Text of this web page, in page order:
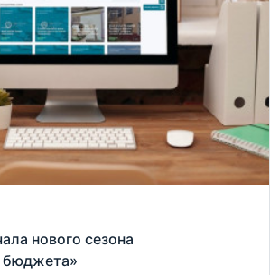
нового сезона
бюджета»